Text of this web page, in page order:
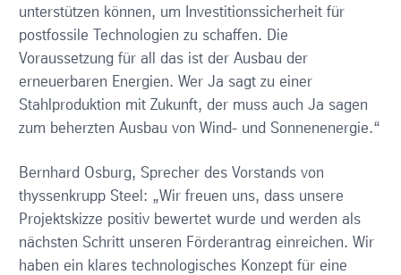
unterstützen können, um Investitionssicherheit für
postfossile Technologien zu schaffen. Die
Voraussetzung für all das ist der Ausbau der
erneuerbaren Energien. Wer Ja sagt zu einer
Stahlproduktion mit Zukunft, der muss auch Ja sagen
zum beherzten Ausbau von Wind- und Sonnenenergie.“
Bernhard Osburg, Sprecher des Vorstands von
thyssenkrupp Steel: „Wir freuen uns, dass unsere
Projektskizze positiv bewertet wurde und werden als
nächsten Schritt unseren Förderantrag einreichen. Wir
haben ein klares technologisches Konzept für eine